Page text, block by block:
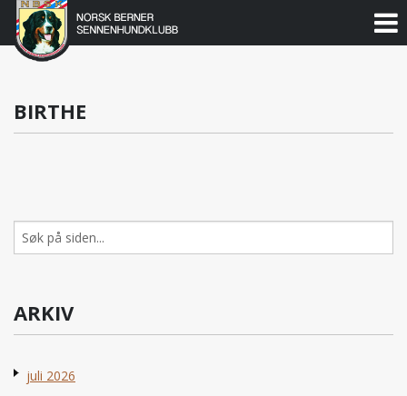
Gå
Norsk
Berner
Sennenhundklubb
BIRTHE
Søk
etter:
ARKIV
juli 2026